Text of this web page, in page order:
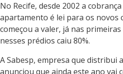
No Recife, desde 2002 a
apartamento é lei para os novos
começou a valer, já nas
nesses prédios caiu 80%.
A Sabesp, empresa que distribui
anunciou que ainda este ano vai